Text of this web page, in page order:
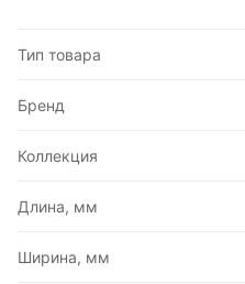
Тип товара
Бренд
Коллекция
Длина, мм
Ширина, мм